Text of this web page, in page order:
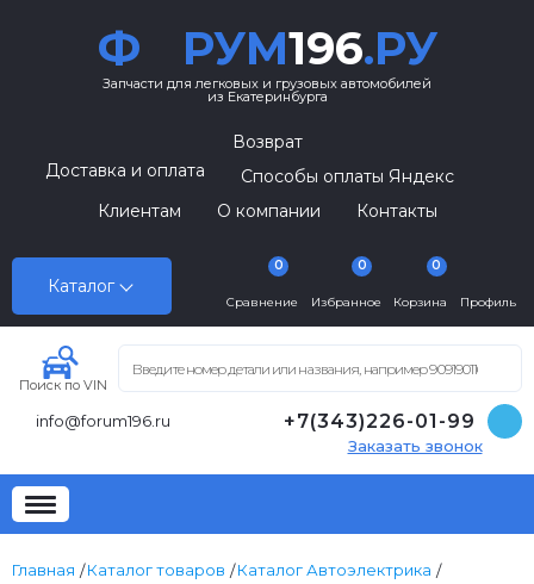
Ф РУМ196.РУ
Запчасти для легковых и грузовых автомобилей
из Екатеринбурга
Каталог
Возврат
Доставка и оплата
Способы оплаты Яндекс
Клиентам
О компании Контакты
Сравнение
0
Избранное
0
Корзина
0
Профиль
Поиск по VIN
info@forum196.ru +7(343)226-01-99
Заказать звонок
Главная Каталог товаров
Каталог Автоэлектрика